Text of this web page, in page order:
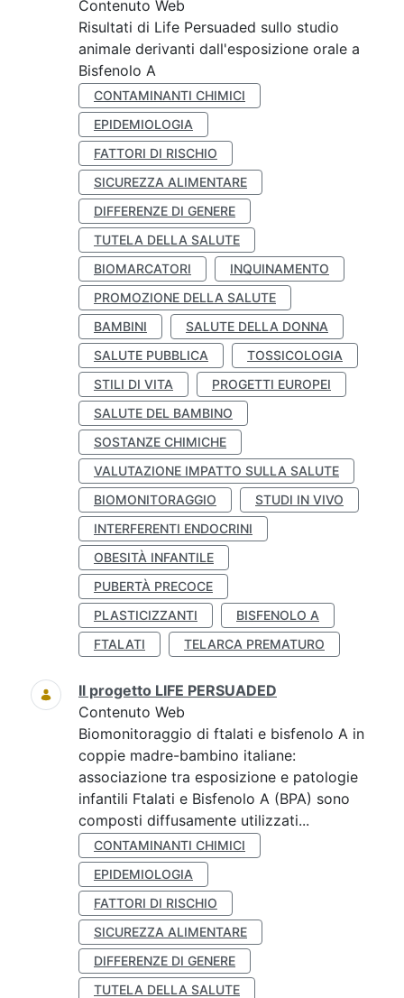
Contenuto Web
Risultati di Life Persuaded sullo studio
animale derivanti dall'esposizione orale a
Bisfenolo A
CONTAMINANTI CHIMICI
EPIDEMIOLOGIA
FATTORI DI RISCHIO
SICUREZZA ALIMENTARE
DIFFERENZE DI GENERE
TUTELA DELLA SALUTE
BIOMARCATORI
INQUINAMENTO
PROMOZIONE DELLA SALUTE
BAMBINI
SALUTE DELLA DONNA
SALUTE PUBBLICA
TOSSICOLOGIA
STILI DI VITA
PROGETTI EUROPEI
SALUTE DEL BAMBINO
SOSTANZE CHIMICHE
VALUTAZIONE IMPATTO SULLA SALUTE
BIOMONITORAGGIO
STUDI IN VIVO
INTERFERENTI ENDOCRINI
OBESITÀ INFANTILE
PUBERTÀ PRECOCE
PLASTICIZZANTI
BISFENOLO A
FTALATI
TELARCA PREMATURO
Il progetto LIFE PERSUADED
Contenuto Web
Biomonitoraggio di ftalati e bisfenolo A in
coppie madre-bambino italiane:
associazione tra esposizione e patologie
infantili Ftalati e Bisfenolo A (BPA) sono
composti diffusamente utilizzati...
CONTAMINANTI CHIMICI
EPIDEMIOLOGIA
FATTORI DI RISCHIO
SICUREZZA ALIMENTARE
DIFFERENZE DI GENERE
TUTELA DELLA SALUTE